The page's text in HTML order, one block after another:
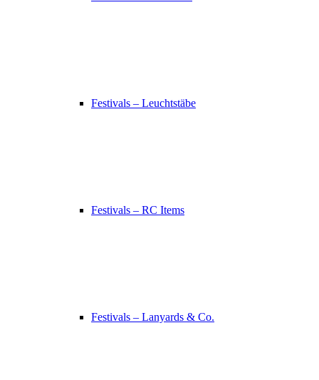
Festivals – Leuchtstäbe
Festivals – RC Items
Festivals – Lanyards & Co.